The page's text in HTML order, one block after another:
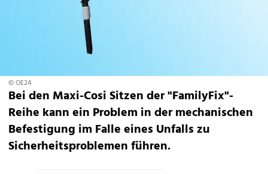
© OE24
Bei den Maxi-Cosi Sitzen der "FamilyFix"-
Reihe kann ein Problem in der mechanischen
Befestigung im Falle eines Unfalls zu
Sicherheitsproblemen führen.